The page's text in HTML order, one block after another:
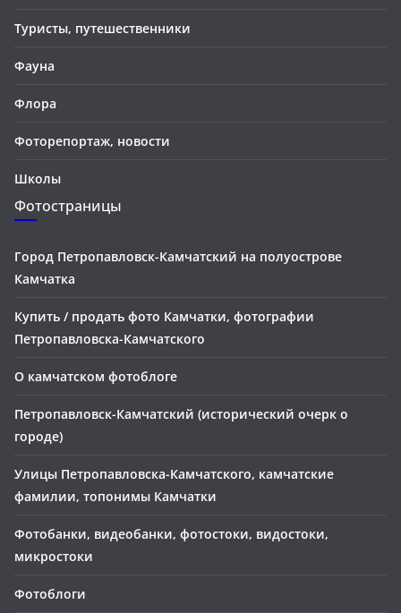
Туристы, путешественники
Фауна
Флора
Фоторепортаж, новости
Школы
Фотостраницы
Город Петропавловск-Камчатский на полуострове
Камчатка
Купить / продать фото Камчатки, фотографии
Петропавловска-Камчатского
О камчатском фотоблоге
Петропавловск-Камчатский (исторический очерк о
городе)
Улицы Петропавловска-Камчатского, камчатские
фамилии, топонимы Камчатки
Фотобанки, видеобанки, фотостоки, видостоки,
микростоки
Фотоблоги